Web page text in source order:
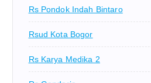
Rs Pondok Indah Bintaro
Rsud Kota Bogor
Rs Karya Medika 2